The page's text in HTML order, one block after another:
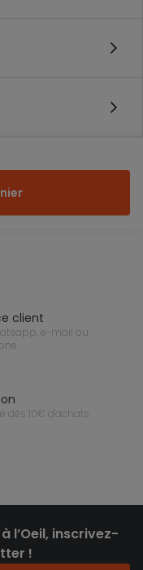
client
dès 10€ d'achats
l’Oeil, inscrivez-
!